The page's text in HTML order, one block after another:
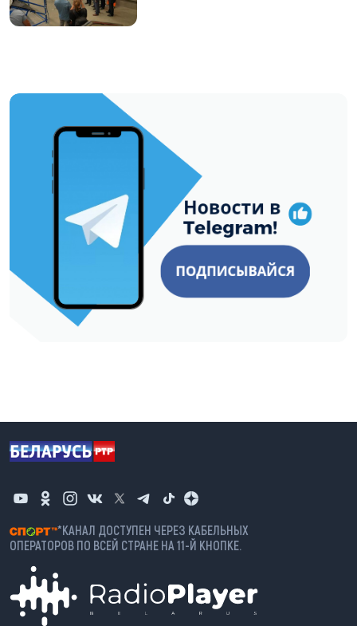
https://t.me/minskctvby
*КАНАЛ ДОСТУПЕН ЧЕРЕЗ КАБЕЛЬНЫХ
ОПЕРАТОРОВ ПО ВСЕЙ СТРАНЕ НА 11-Й КНОПКЕ.